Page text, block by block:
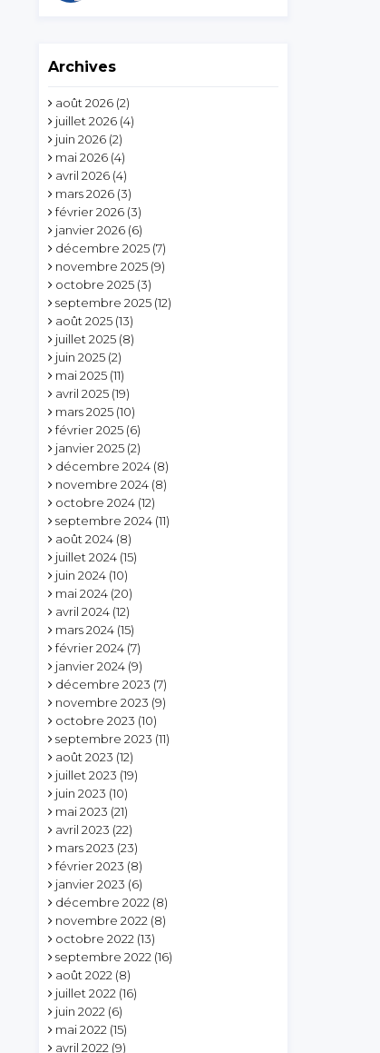
Archives
août 2026 (2)
juillet 2026 (4)
juin 2026 (2)
mai 2026 (4)
avril 2026 (4)
mars 2026 (3)
février 2026 (3)
janvier 2026 (6)
décembre 2025 (7)
novembre 2025 (9)
octobre 2025 (3)
septembre 2025 (12)
août 2025 (13)
juillet 2025 (8)
juin 2025 (2)
mai 2025 (11)
avril 2025 (19)
mars 2025 (10)
février 2025 (6)
janvier 2025 (2)
décembre 2024 (8)
novembre 2024 (8)
octobre 2024 (12)
septembre 2024 (11)
août 2024 (8)
juillet 2024 (15)
juin 2024 (10)
mai 2024 (20)
avril 2024 (12)
mars 2024 (15)
février 2024 (7)
janvier 2024 (9)
décembre 2023 (7)
novembre 2023 (9)
octobre 2023 (10)
septembre 2023 (11)
août 2023 (12)
juillet 2023 (19)
juin 2023 (10)
mai 2023 (21)
avril 2023 (22)
mars 2023 (23)
février 2023 (8)
janvier 2023 (6)
décembre 2022 (8)
novembre 2022 (8)
octobre 2022 (13)
septembre 2022 (16)
août 2022 (8)
juillet 2022 (16)
juin 2022 (6)
mai 2022 (15)
avril 2022 (9)